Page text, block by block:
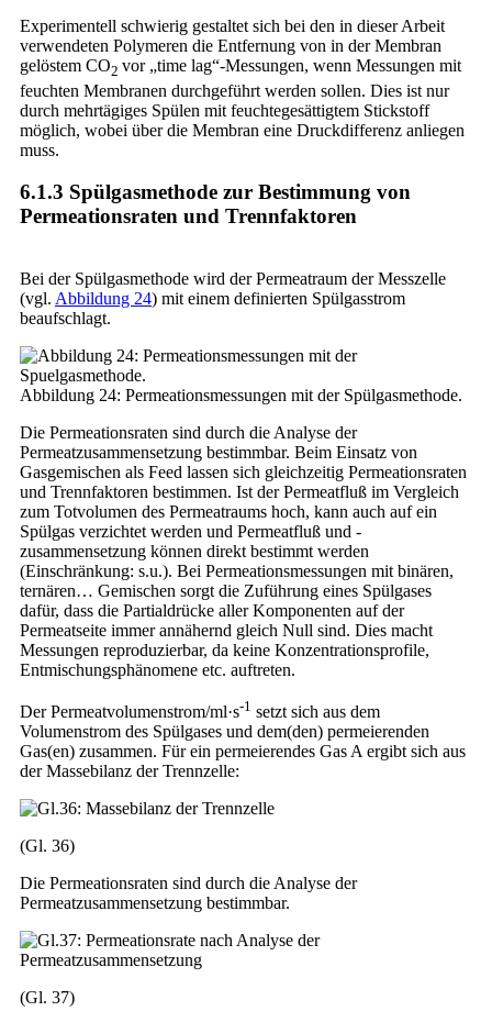
Experimentell schwierig gestaltet sich bei den in dieser Arbeit
verwendeten Polymeren die Entfernung von in der Membran
gelöstem CO2 vor „time lag“-Messungen, wenn Messungen mit
feuchten Membranen durchgeführt werden sollen. Dies ist nur
durch mehrtägiges Spülen mit feuchtegesättigtem Stickstoff
möglich, wobei über die Membran eine Druckdifferenz anliegen
muss.
6.1.3 Spülgasmethode zur Bestimmung von
Permeationsraten und Trennfaktoren
Bei der Spülgasmethode wird der Permeatraum der Messzelle
(vgl. Abbildung 24) mit einem definierten Spülgasstrom
beaufschlagt.
Abbildung 24: Permeationsmessungen mit der Spülgasmethode.
Die Permeationsraten sind durch die Analyse der
Permeatzusammensetzung bestimmbar. Beim Einsatz von
Gasgemischen als Feed lassen sich gleichzeitig Permeationsraten
und Trennfaktoren bestimmen. Ist der Permeatfluß im Vergleich
zum Totvolumen des Permeatraums hoch, kann auch auf ein
Spülgas verzichtet werden und Permeatfluß und -
zusammensetzung können direkt bestimmt werden
(Einschränkung: s.u.). Bei Permeationsmessungen mit binären,
ternären… Gemischen sorgt die Zuführung eines Spülgases
dafür, dass die Partialdrücke aller Komponenten auf der
Permeatseite immer annähernd gleich Null sind. Dies macht
Messungen reproduzierbar, da keine Konzentrationsprofile,
Entmischungsphänomene etc. auftreten.
Der Permeatvolumenstrom/ml·s-1 setzt sich aus dem
Volumenstrom des Spülgases und dem(den) permeierenden
Gas(en) zusammen. Für ein permeierendes Gas A ergibt sich aus
der Massebilanz der Trennzelle:
(Gl. 36)
Die Permeationsraten sind durch die Analyse der
Permeatzusammensetzung bestimmbar.
(Gl. 37)